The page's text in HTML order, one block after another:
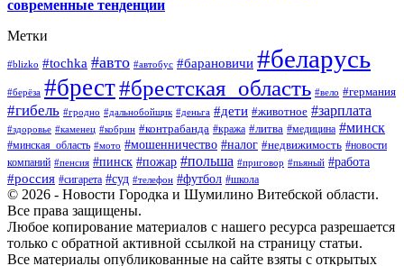
современные тенденции
Метки
#blizko #tochka #авто #автобус #барановичи #беларусь
#берёза #брест#брестская_область #вело #германия
#гибель #гродно #дальнобойщик #деньга #дети #животное #зарплата
#здоровье #каменец #кобрин #контрабанда #кража #литва #медицина #минск
#минская_область #мото #мошенничество #налог #недвижимость #новости
компаний #пенсия #пинск #пожар #польша #приговор #пьяный #работа
#россия #сигарета #суд #телефон #футбол #школа
© 2026 - Новости Городка и Шумилино Витебской области.
Все права защищены.
Любое копирование материалов с нашего ресурса разрешается
только с обратной активной ссылкой на страницу статьи.
Все материалы опубликованные на сайте взяты с открытых